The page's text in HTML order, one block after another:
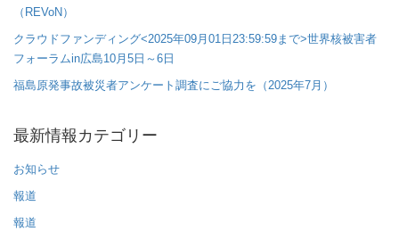
（REVoN）
クラウドファンディング<2025年09月01日23:59:59まで>世界核被害者
フォーラムin広島10月5日～6日
福島原発事故被災者アンケート調査にご協力を（2025年7月）
最新情報カテゴリー
お知らせ
報道
報道